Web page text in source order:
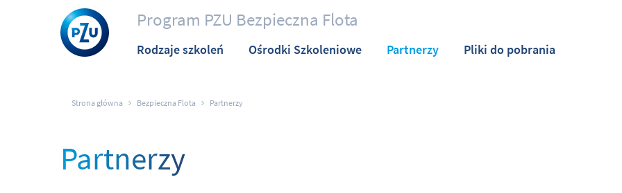
Program PZU Bezpieczna Flota
Rodzaje szkoleń Ośrodki Szkoleniowe Partnerzy Pliki do pobrania
Strona główna Bezpieczna Flota Partnerzy
Partnerzy